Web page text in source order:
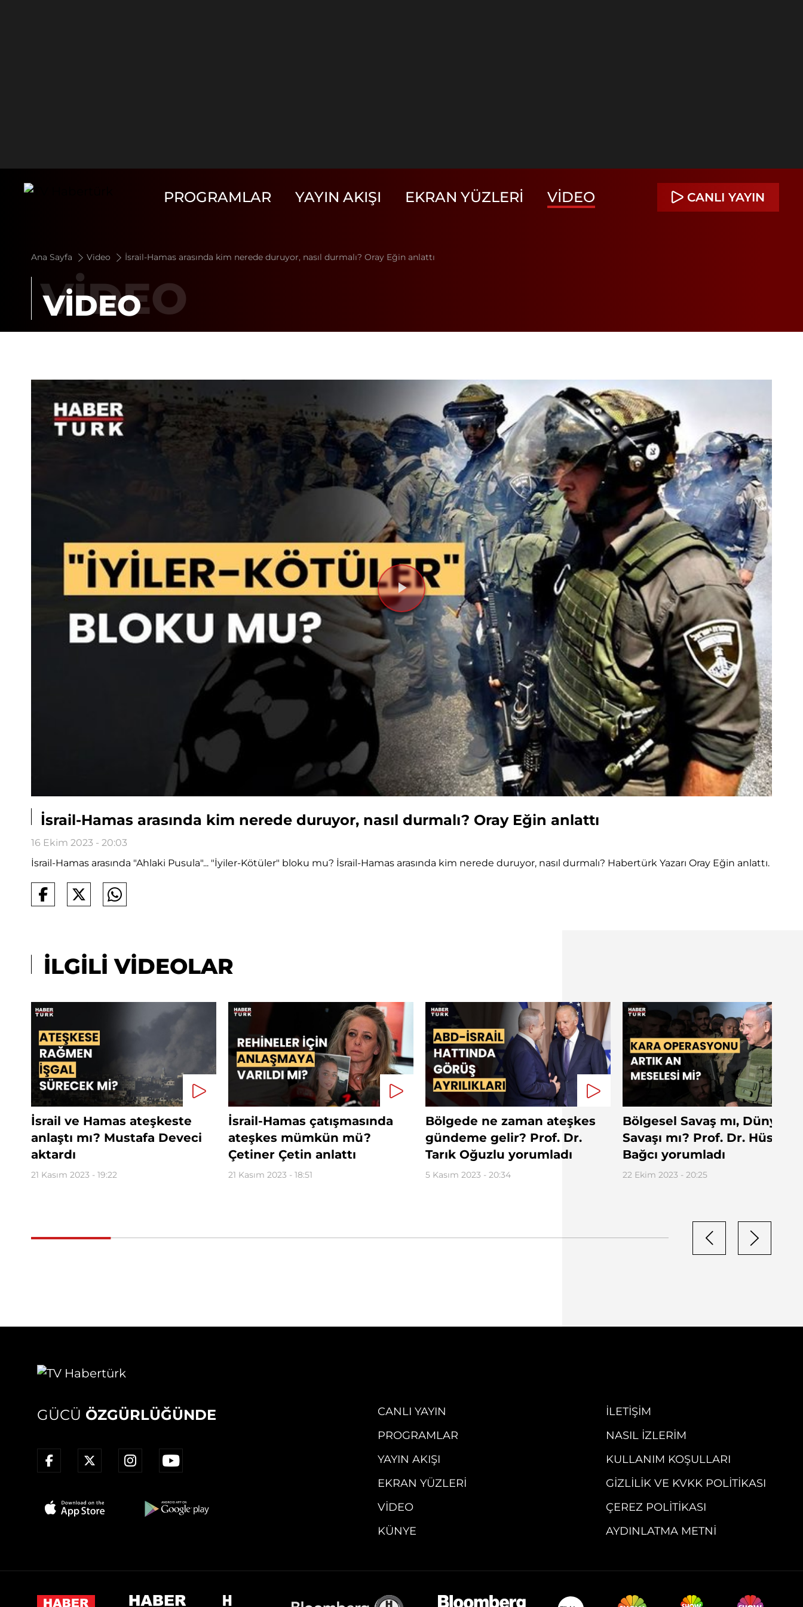
PROGRAMLAR YAYIN AKIŞI EKRAN YÜZLERI VIDEO CANLI YAYIN
Ana Sayfa Video İsrail-Hamas arasında kim nerede duruyor, nasıl durmalı? Oray Eğin anlattı
VİDEO
Videoyu
Oynat
İsrail-Hamas arasında kim nerede duruyor, nasıl durmalı? Oray Eğin anlattı
16 Ekim 2023 - 20:03
İsrail-Hamas arasında "Ahlaki Pusula"... "İyiler-Kötüler" bloku mu? İsrail-Hamas arasında kim nerede duruyor, nasıl durmalı? Habertürk Yazarı Oray Eğin anlattı.
İLGİLİ VİDEOLAR
İsrail ve Hamas ateşkeste
anlaştı mı? Mustafa Deveci
aktardı
21 Kasım 2023 - 19:22
İsrail-Hamas çatışmasında
ateşkes mümkün mü?
Çetiner Çetin anlattı
21 Kasım 2023 - 18:51
Bölgede ne zaman ateşkes
gündeme gelir? Prof. Dr.
Tarık Oğuzlu yorumladı
5 Kasım 2023 - 20:34
Bölgesel Savaş mı, Dünya
Savaşı mı? Prof. Dr. Hüseyin
Bağcı yorumladı
22 Ekim 2023 - 20:25
GÜCÜ ÖZGÜRLÜĞÜNDE
CANLI YAYIN
PROGRAMLAR
YAYIN AKIŞI
EKRAN YÜZLERI
VIDEO
KÜNYE
İLETIŞIM
NASIL İZLERIM
KULLANIM KOŞULLARI
GIZLILIK VE KVKK POLITIKASI
ÇEREZ POLITIKASI
AYDINLATMA METNI